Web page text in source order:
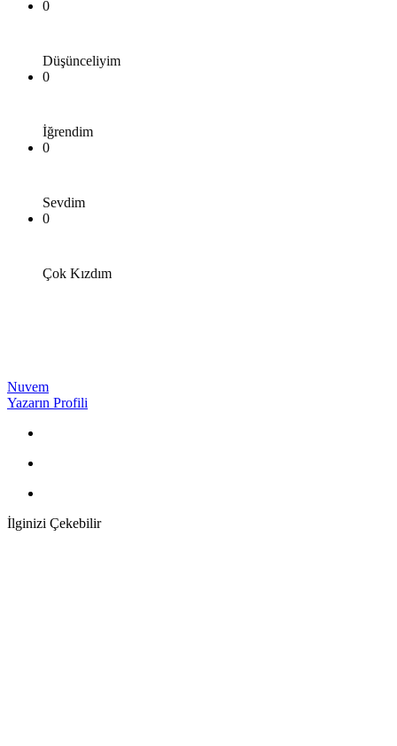
0
Düşünceliyim
0
İğrendim
0
Sevdim
0
Çok Kızdım
Nuvem
Yazarın Profili
İlginizi Çekebilir